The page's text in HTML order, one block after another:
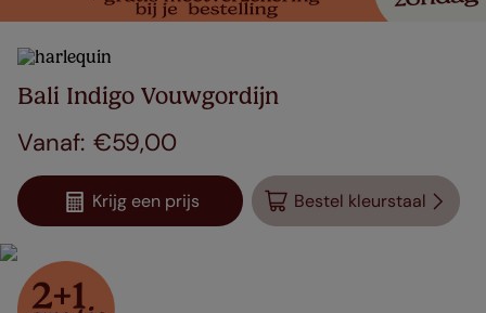
Bali Indigo Vouwgordijn
€59,00
Krijg een prijs Bestel kleurstaal